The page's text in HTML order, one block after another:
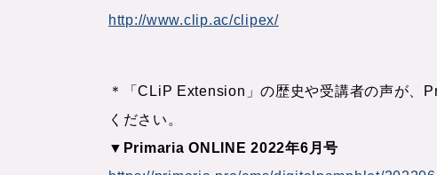
http://www.clip.ac/clipex/
＊「CLiP Extension」の歴史や受講者の声が、
ください。
▼Primaria ONLINE 2022年6月号